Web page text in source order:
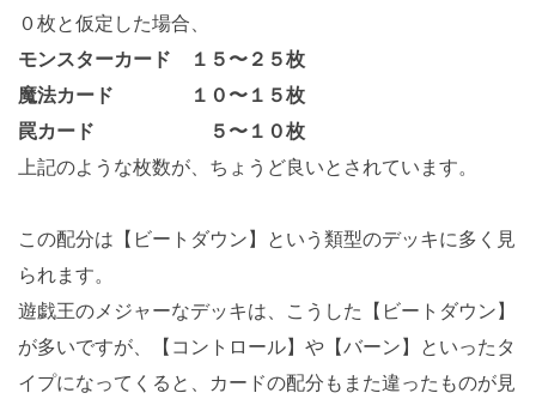
０枚と仮定した場合、
モンスターカード １５〜２５枚
魔法カード １０〜１５枚
罠カード ５〜１０枚
上記のような枚数が、ちょうど良いとされています。
この配分は【ビートダウン】という類型のデッキに多く見
られます。
遊戯王のメジャーなデッキは、こうした【ビートダウン】
が多いですが、【コントロール】や【バーン】といったタ
イプになってくると、カードの配分もまた違ったものが見